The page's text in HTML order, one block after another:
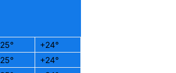
25° +24°
25° +24°